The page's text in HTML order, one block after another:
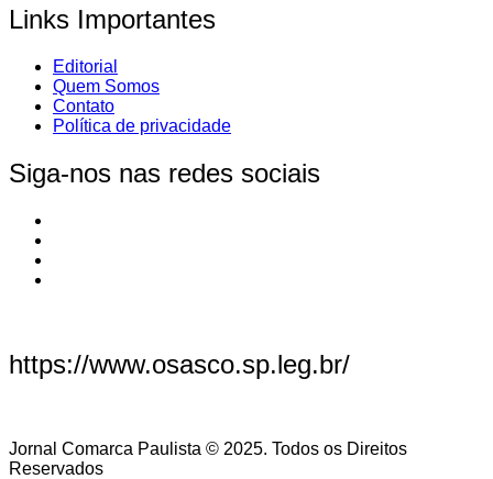
Links Importantes
Editorial
Quem Somos
Contato
Política de privacidade
Siga-nos nas redes sociais
https://www.osasco.sp.leg.br/
Jornal Comarca Paulista © 2025. Todos os Direitos
Reservados